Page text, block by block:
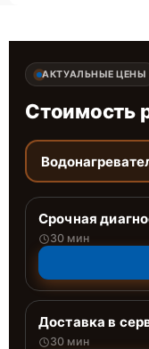
АКТУАЛЬНЫЕ ЦЕНЫ
Стоимость
Срочная
30 мин
Доставка в
30 мин